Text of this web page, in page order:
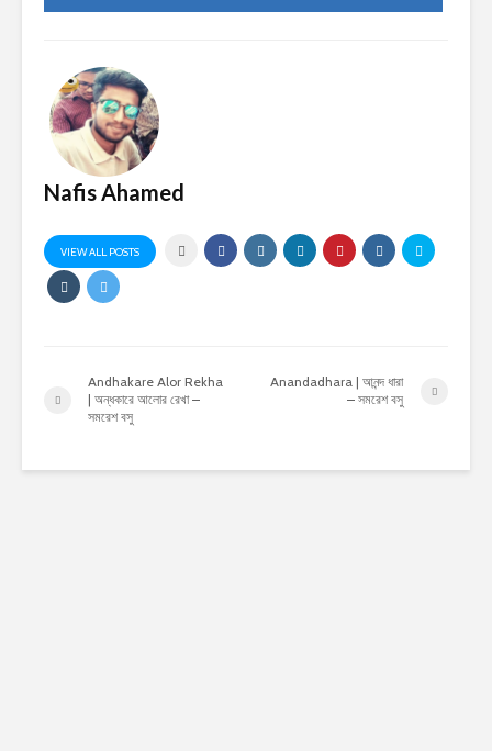
Nafis Ahamed
VIEW ALL POSTS
Andhakare Alor Rekha
| অন্ধকারে আলোর রেখা –
সমরেশ বসু
Anandadhara | আনন্দ ধারা
– সমরেশ বসু